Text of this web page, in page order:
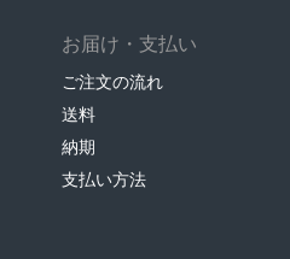
お届け・支払い
ご注文の流れ
送料
納期
支払い方法